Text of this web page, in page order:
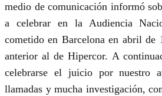
medio de comunicación informó
a celebrar en la Audiencia
cometido en Barcelona en abril de
anterior al de Hipercor. A
celebrarse el juicio por nuestro
llamadas y mucha investigación,